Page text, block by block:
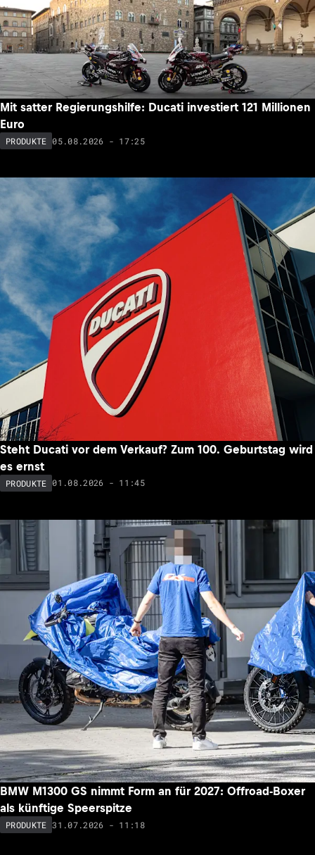
Mit satter Regierungshilfe: Ducati investiert 121 Millionen
Euro
PRODUKTE 05.08.2026 - 17:25
Steht Ducati vor dem Verkauf? Zum 100. Geburtstag wird
es ernst
PRODUKTE 01.08.2026 - 11:45
BMW M1300 GS nimmt Form an für 2027: Offroad-Boxer
als künftige Speerspitze
PRODUKTE 31.07.2026 - 11:18